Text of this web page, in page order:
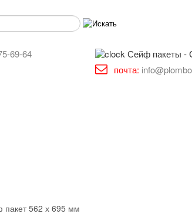
69-64
почта:
562 х 695 мм